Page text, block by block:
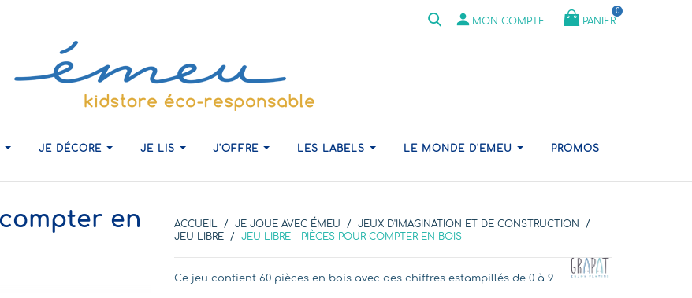
person MON COMPTE
0
PANIER
JE DÉCORE JE LIS J'OFFRE LES LABELS LE MONDE D'EMEU PROMOS
en
ACCUEIL JE JOUE AVEC ÉMEU
JEUX D'IMAGINATION ET DE CONSTRUCTION
JEU LIBRE
JEU LIBRE - PIÈCES POUR COMPTER EN BOIS
Ce jeu contient 60 pièces en bois avec des chiffres estampillés de 0 à 9.